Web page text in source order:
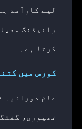
لیے کارآمد
رائیڈنگ
کرتا ہے۔
کورس میں
عام دورانیہ
تھیوری،